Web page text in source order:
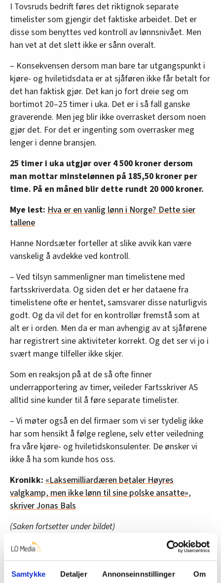
Samtykke Detaljer Annonseinnstillinger Om
I Tovsruds bedrift føres det riktignok separate
timelister som gjengir det faktiske arbeidet. Det er
disse som benyttes ved kontroll av lønnsnivået. Men
han vet at det slett ikke er sånn overalt.
– Konsekvensen dersom man bare tar utgangspunkt i
kjøre- og hviletidsdata er at sjåføren ikke får betalt for
det han faktisk gjør. Det kan jo fort dreie seg om
bortimot 20–25 timer i uka. Det er i så fall ganske
graverende. Men jeg blir ikke overrasket dersom noen
gjør det. For det er ingenting som overrasker meg
lenger i denne bransjen.
25 timer i uka utgjør over 4 500 kroner dersom
man mottar minstelønnen på 185,50 kroner per
time. På en måned blir dette rundt 20 000 kroner.
Mye lest: Hva er en vanlig lønn i Norge? Dette sier
tallene
Hanne Nordsæter forteller at slike avvik kan være
vanskelig å avdekke ved kontroll.
– Ved tilsyn sammenligner man timelistene med
fartsskriverdata. Og siden det er her dataene fra
timelistene ofte er hentet, samsvarer disse naturligvis
godt. Og da vil det for en kontrollør fremstå som at
alt er i orden. Men da er man avhengig av at sjåførene
har registrert sine aktiviteter korrekt. Og det ser vi jo i
svært mange tilfeller ikke skjer.
Som en reaksjon på at de så ofte finner
underrapportering av timer, veileder Fartsskriver AS
alltid sine kunder til å føre separate timelister.
– Vi møter også en del firmaer som vi ser tydelig ikke
har som hensikt å følge reglene, selv etter veiledning
fra våre kjøre- og hviletidskonsulenter. De ønsker vi
ikke å ha som kunde hos oss.
Kronikk: «Laksemilliardæren betaler Høyres
valgkamp, men ikke lønn til sine polske ansatte»,
skriver Jonas Bals
(Saken fortsetter under bildet)